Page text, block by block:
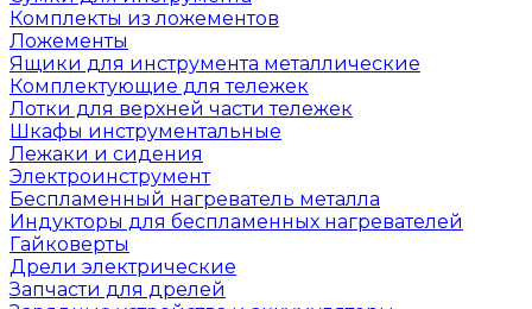
Комплекты из ложементов
Ложементы
Ящики для инструмента металлические
Комплектующие для тележек
Лотки для верхней части тележек
Шкафы инструментальные
Лежаки и сидения
Электроинструмент
Беспламенный нагреватель металла
Индукторы для беспламенных нагревателей
Гайковерты
Дрели электрические
Запчасти для дрелей